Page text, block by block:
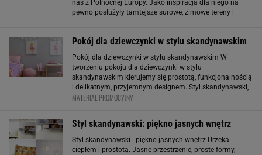
nas z Północnej Europy. Jako inspiracja dla niego na
pewno posłużyły tamtejsze surowe, zimowe tereny i
Pokój dla dziewczynki w stylu skandynawskim
Pokój dla dziewczynki w stylu skandynawskim W
tworzeniu pokoju dla dziewczynki w stylu
skandynawskim kierujemy się prostotą, funkcjonalnością
i delikatnym, przyjemnym designem. Styl skandynawski,
zrodzony z tradycji krajów nordyckich, zdobył
MATERIAŁ PROMOCYJNY
Styl skandynawski: piękno jasnych wnętrz
Styl skandynawski - piękno jasnych wnętrz Urzeka
ciepłem i prostotą. Jasne przestrzenie, proste formy,